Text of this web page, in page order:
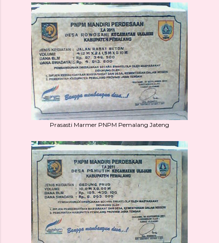
Prasasti Marmer PNPM Pemalang Jateng